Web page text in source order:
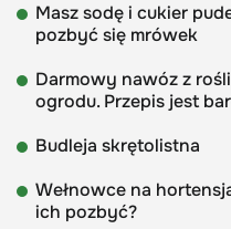
Masz sodę i cukier
pozbyć się mrówek
Darmowy nawóz z
ogrodu. Przepis jest
Budleja skrętolistna
Wełnowce na
ich pozbyć?